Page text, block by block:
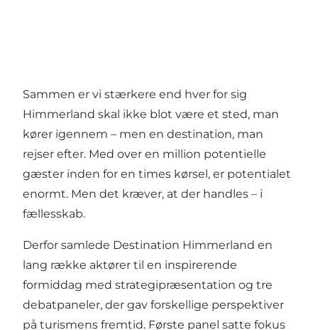
Sammen er vi stærkere end hver for sig
Himmerland skal ikke blot være et sted, man
kører igennem – men en destination, man
rejser efter. Med over en million potentielle
gæster inden for en times kørsel, er potentialet
enormt. Men det kræver, at der handles – i
fællesskab.
Derfor samlede Destination Himmerland en
lang række aktører til en inspirerende
formiddag med strategipræsentation og tre
debatpaneler, der gav forskellige perspektiver
på turismens fremtid. Første panel satte fokus